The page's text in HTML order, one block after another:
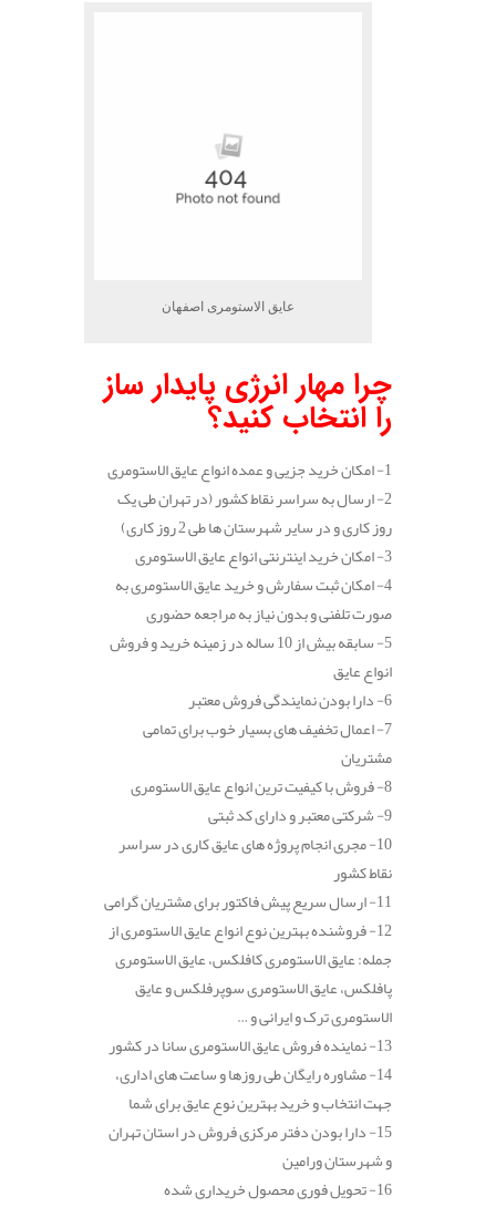
عایق الاستومری اصفهان
چرا مهار انرژی پایدار ساز
را انتخاب کنید؟
1- امکان خرید جزیی و عمده انواع عایق الاستومری
2- ارسال به سراسر نقاط کشور (در تهران طی یک
روز کاری و در سایر شهرستان ها طی 2 روز کاری)
3- امکان خرید اینترنتی انواع عایق الاستومری
4- امکان ثبت سفارش و خرید عایق الاستومری به
صورت تلفنی و بدون نیاز به مراجعه حضوری
5- سابقه بیش از 10 ساله در زمینه خرید و فروش
انواع عایق
6- دارا بودن نمایندگی فروش معتبر
7- اعمال تخفیف های بسیار خوب برای تمامی
مشتریان
8- فروش با کیفیت ترین انواع عایق الاستومری
9- شرکتی معتبر و دارای کد ثبتی
10- مجری انجام پروژه های عایق کاری در سراسر
نقاط کشور
11- ارسال سریع پیش فاکتور برای مشتریان گرامی
12- فروشنده بهترین نوع انواع عایق الاستومری از
جمله: عایق الاستومری کافلکس، عایق الاستومری
پافلکس، عایق الاستومری سوپرفلکس و عایق
الاستومری ترک و ایرانی و …
13- نماینده فروش عایق الاستومری سانا در کشور
14- مشاوره رایگان طی روزها و ساعت های اداری،
جهت انتخاب و خرید بهترین نوع عایق برای شما
15- دارا بودن دفتر مرکزی فروش در استان تهران
و شهرستان ورامین
16- تحویل فوری محصول خریداری شده